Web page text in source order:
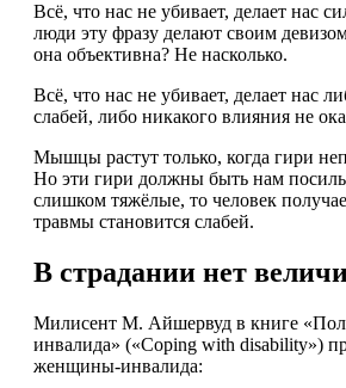
Всё, что нас не убивает, делает нас
люди эту фразу делают своим
она объективна? Не насколько.
Всё, что нас не убивает, делает нас
слабей, либо никакого влияния не
Мышцы растут только, когда гири
Но эти гири должны быть нам
слишком тяжёлые, то человек
травмы становится слабей.
В страдании нет
Милисент М. Айшервуд в книге
инвалида» («Coping with disability»)
женщины-инвалида: